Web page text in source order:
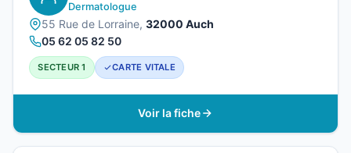
Dermatologue
55 Rue de Lorraine, 32000 Auch
05 62 05 82 50
SECTEUR 1 CARTE VITALE
Voir la fiche